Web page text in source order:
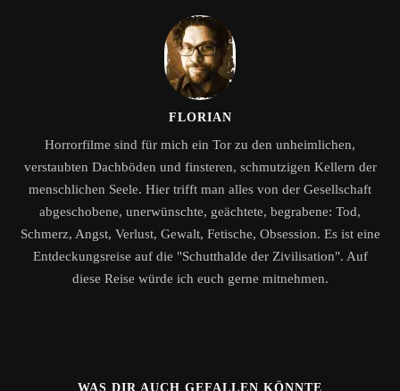
FLORIAN
Horrorfilme sind für mich ein Tor zu den unheimlichen,
verstaubten Dachböden und finsteren, schmutzigen Kellern der
menschlichen Seele. Hier trifft man alles von der Gesellschaft
abgeschobene, unerwünschte, geächtete, begrabene: Tod,
Schmerz, Angst, Verlust, Gewalt, Fetische, Obsession. Es ist eine
Entdeckungsreise auf die "Schutthalde der Zivilisation". Auf
diese Reise würde ich euch gerne mitnehmen.
WAS DIR AUCH GEFALLEN KÖNNTE